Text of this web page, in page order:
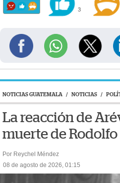
3
NOTICIAS GUATEMALA / NOTICIAS /
La reacción de
muerte de
Por Reychel Méndez
08 de agosto de 2026, 01:15